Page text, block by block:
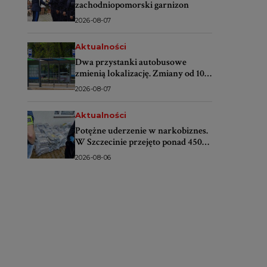
zachodniopomorski garnizon
2026-08-07
Aktualności
Dwa przystanki autobusowe
zmienią lokalizację. Zmiany od 10
sierpnia
2026-08-07
Aktualności
Potężne uderzenie w narkobiznes.
W Szczecinie przejęto ponad 450
kilogramów narkotyków
2026-08-06